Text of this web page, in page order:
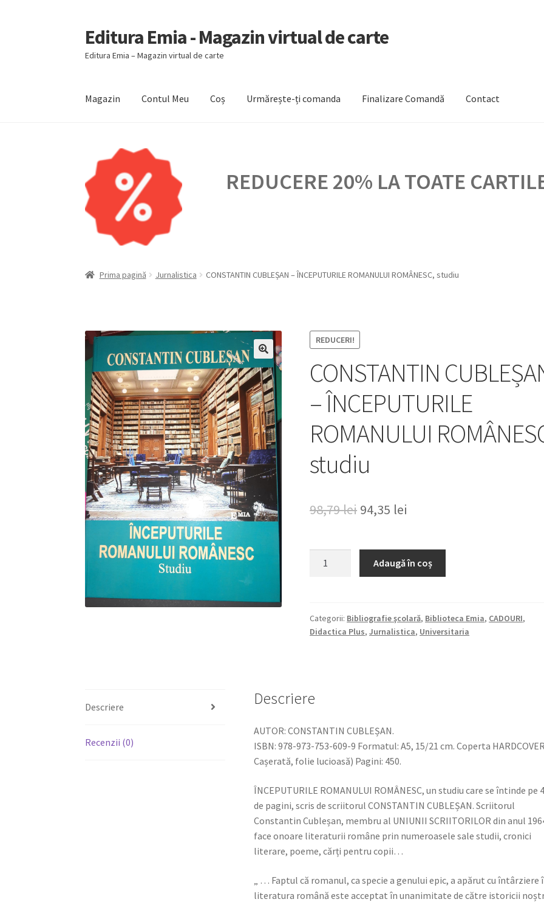
Sari
la
navigare
Sari
la
conținut
Editura Emia - Magazin virtual de carte
Editura Emia – Magazin virtual de carte
Magazin Contul Meu Coș Urmărește-ți comanda Finalizare Comandă Contact
REDUCERE 20% LA TOATE
Prima pagină Jurnalistica CONSTANTIN CUBLEȘAN – ÎNCEPUTURILE ROMANULUI ROMÂNESC, studiu
REDUCERI!
CONSTANTIN
– ÎNCEPUTURILE
ROMANULUI
studiu
98,79lei Prețul
a
fost:
94,35 lei
este:
94,35 lei.
ÎNCEPUTURILE
ROMANULUI
Adaugă în coș
Categorii: Bibliografie şcolară, Biblioteca Emia, CADOURI,
Didactica Plus,Jurnalistica, Universitaria
Descriere
Recenzii (0)
Descriere
AUTOR: CONSTANTIN CUBLEȘAN.
ISBN: 978-973-753-609-9 Formatul: A5, 15/21 cm. Coperta
Cașerată, folie lucioasă) Pagini: 450.
ÎNCEPUTURILE ROMANULUI ROMÂNESC, un studiu care se întinde pe
de pagini, scris de scriitorul CONSTANTIN CUBLEȘAN. Scriitorul
Constantin Cubleșan, membru al UNIUNII SCRIITORILOR din anul
face onoare literaturii române prin numeroasele sale studii, cronici
literare, poeme, cărți pentru copii…
„ … Faptul că romanul, ca specie a genului epic, a apărut cu întârziere
literatura română este acceptat în unanimitate de către istoricii